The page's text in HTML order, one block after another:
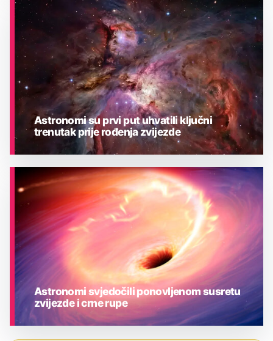
ASTRONOMIJA
ASTRONOMIJA
Astronomi su prvi put uhvatili ključni
trenutak prije rođenja zvijezde
Astronomi svjedočili ponovljenom susretu
zvijezde i crne rupe